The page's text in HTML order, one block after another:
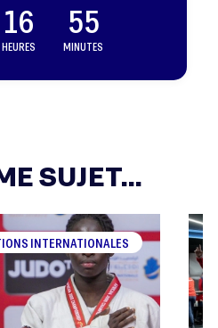
16
HEURES
55
MINUTES
SUJET...
INTERNATIONALES